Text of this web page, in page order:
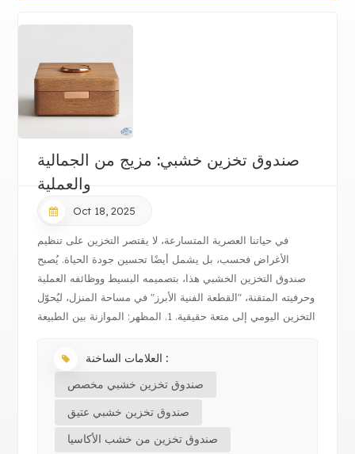
صندوق تخزين خشبي: مزيج من الجمالية
والعملية
Oct 18, 2025
في حياتنا العصرية المتسارعة، لا يقتصر التخزين على تنظيم
الأغراض فحسب، بل يشمل أيضًا تحسين جودة الحياة. يُصبح
صندوق التخزين الخشبي هذا، بتصميمه البسيط ووظائفه العملية
وحرفيته المتقنة، "القطعة الفنية الأبرز" في مساحة المنزل، ليُحوّل
التخزين اليومي إلى متعة حقيقية. 1. المظهر: الموازنة بين الطبيعة
العلامات الساخنة :
صندوق تخزين خشبي مخصص
صندوق تخزين خشبي عتيق
صندوق تخزين من خشب الأكاسيا